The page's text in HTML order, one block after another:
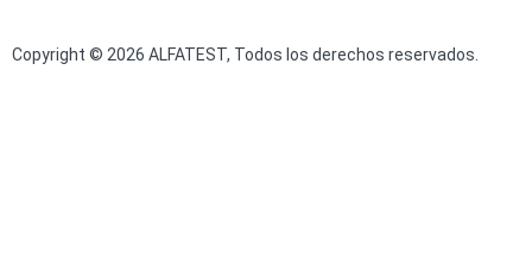
Copyright © 2026 ALFATEST, Todos los derechos reservados.